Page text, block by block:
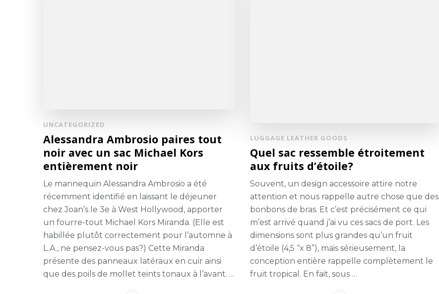
UNCATEGORIZED
Alessandra Ambrosio paires tout
noir avec un sac Michael Kors
entièrement noir
Le mannequin Alessandra Ambrosio a été
récemment identifié en laissant le déjeuner
chez Joan’s le 3e à West Hollywood, apporter
un fourre-tout Michael Kors Miranda. (Elle est
habillée plutôt correctement pour l’automne à
L.A., ne pensez-vous pas?) Cette Miranda
présente des panneaux latéraux en cuir ainsi
que des poils de mollet teints tonaux à l’avant. …
LUGGAGE LEATHER GOODS
Quel sac ressemble étroitement
aux fruits d’étoile?
Souvent, un design accessoire attire notre
attention et nous rappelle autre chose que des
bonbons de bras. Et c’est précisément ce qui
m’est arrivé quand j’ai vu ces sacs de port. Les
dimensions sont plus grandes qu’un fruit
d’étoile (4,5 “x 8”), mais sérieusement, la
conception entière rappelle complètement le
fruit tropical. En fait, sous …